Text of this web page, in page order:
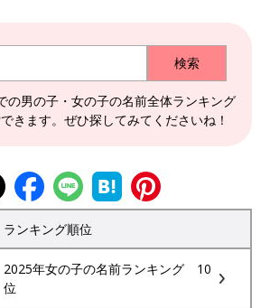
の男の子・女の子の名前全体ランキング
きます。ぜひ探してみてくださいね！
ランキング順位
2025年女の子の名前ランキング 10
位